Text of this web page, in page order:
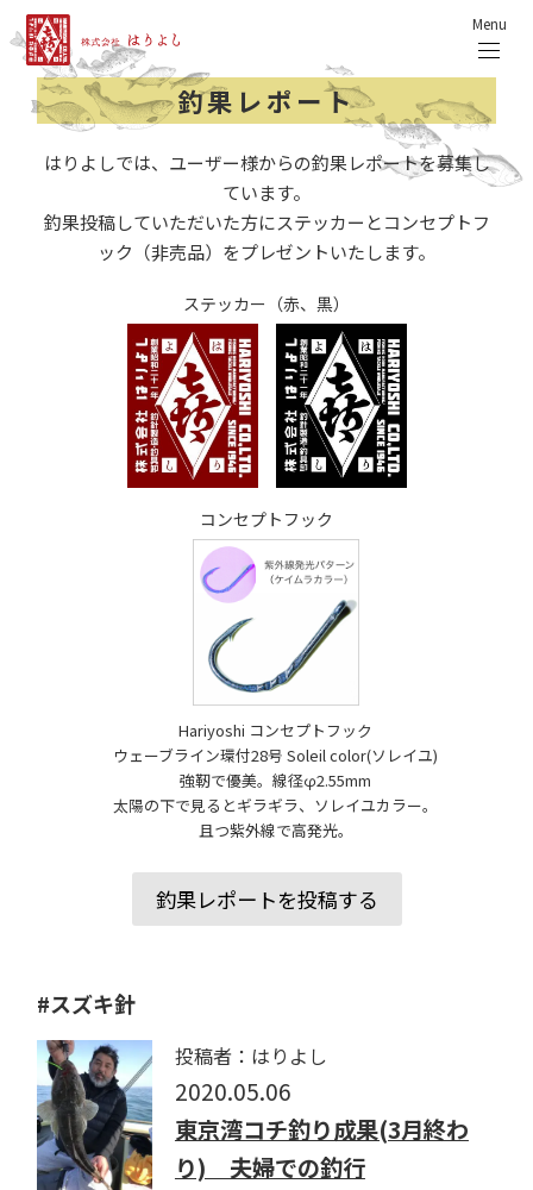
Menu
釣果レポート
はりよしでは、ユーザー様からの釣果レポートを募集し
ています。
釣果投稿していただいた方にステッカーとコンセプトフ
ック（非売品）をプレゼントいたします。
ステッカー（赤、黒）
コンセプトフック
Hariyoshi コンセプトフック
ウェーブライン環付28号 Soleil color(ソレイユ)
強靭で優美。線径φ2.55mm
太陽の下で見るとギラギラ、ソレイユカラー。
且つ紫外線で高発光。
釣果レポートを投稿する
#スズキ針
投稿者：はりよし
2020.05.06
東京湾コチ釣り成果(3月終わ
り) 夫婦での釣行